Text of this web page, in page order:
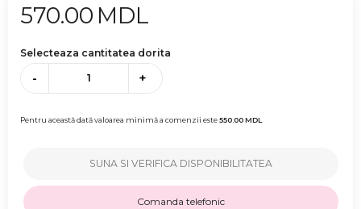
570.00 MDL
Selecteaza cantitatea dorita
- +
Pentru această dată valoarea minimă a comenzii este550.00MDL
SUNA SI VERIFICA DISPONIBILITATEA
Comanda telefonic